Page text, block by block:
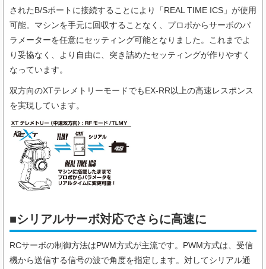
されたB/Sポートに接続することにより「REAL TIME ICS」が使用
可能。マシンを手元に回収することなく、プロポからサーボのパ
ラメーターを任意にセッティング可能となりました。これまでよ
り妥協なく、より自由に、突き詰めたセッティングが作りやすく
なっています。
双方向のXTテレメトリーモードでもEX-RR以上の高速レスポンス
を実現しています。
■シリアルサーボ対応でさらに高速に
RCサーボの制御方法はPWM方式が主流です。PWM方式は、受信
機から送信する信号の波で角度を指定します。対してシリアル通